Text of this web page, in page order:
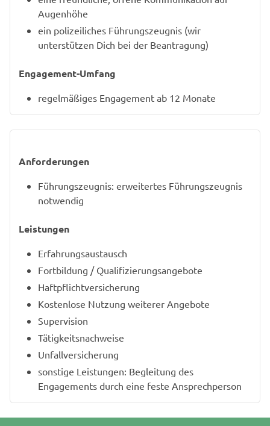
Augenhöhe
ein polizeiliches Führungszeugnis (wir
unterstützen Dich bei der Beantragung)
Engagement-Umfang
regelmäßiges Engagement ab 12 Monate
Anforderungen
Führungszeugnis: erweitertes Führungszeugnis
notwendig
Leistungen
Erfahrungsaustausch
Fortbildung / Qualifizierungsangebote
Haftpflichtversicherung
Kostenlose Nutzung weiterer Angebote
Supervision
Tätigkeitsnachweise
Unfallversicherung
sonstige Leistungen: Begleitung des
Engagements durch eine feste Ansprechperson